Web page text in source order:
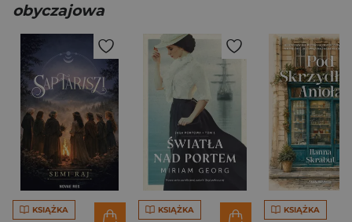
obyczajowa
KSIĄŻKA KSIĄŻKA KSIĄŻKA